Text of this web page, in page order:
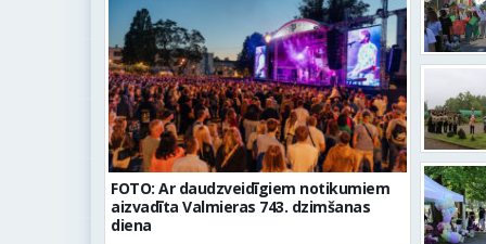
FOTO: Ar daudzveidīgiem notikumiem
aizvadīta Valmieras 743. dzimšanas
diena